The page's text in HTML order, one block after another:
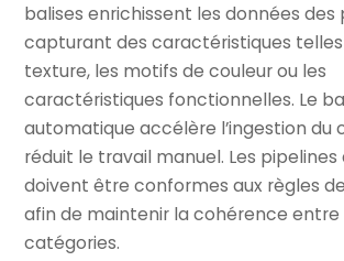
balises enrichissent les données des
capturant des caractéristiques
texture, les motifs de couleur ou les
caractéristiques fonctionnelles. Le
automatique accélère l’ingestion du
réduit le travail manuel. Les pipelines
doivent être conformes aux règles
afin de maintenir la cohérence entre
catégories.